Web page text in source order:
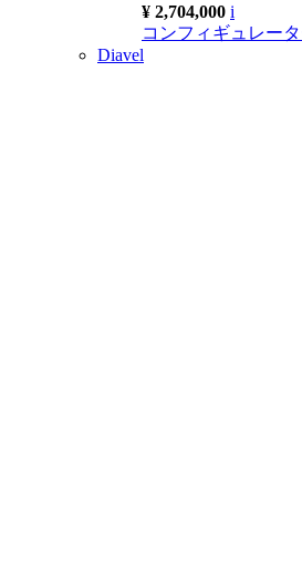
¥ 2,704,000 i
コンフィギュレー
Diavel